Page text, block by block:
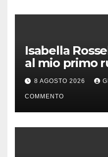
Isabella
al mio primo
alla moda’
8 AGOSTO 2026
COMMENTO